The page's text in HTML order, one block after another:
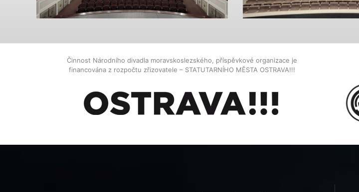
Činnost Národního divadla moravskoslezského, příspěvkové organizace je
financována z rozpočtu zřizovatele – STATUTARNÍHO MĚSTA OSTRAVA!!!